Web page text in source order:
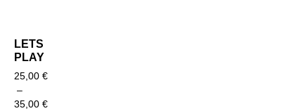
LETS
PLAY
25,00 €
–
35,00 €